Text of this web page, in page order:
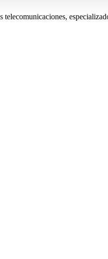
telecomunicaciones,